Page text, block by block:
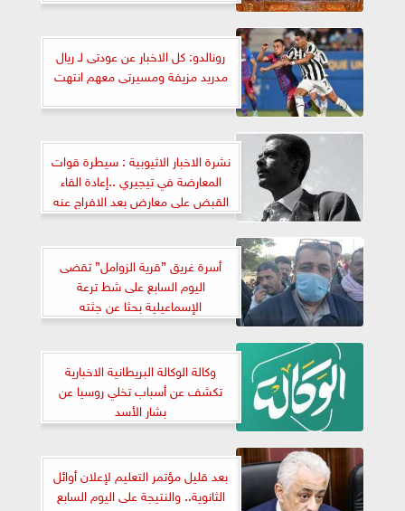
رونالدو: كل الاخبار عن عودتى لـ ريال
مدريد مزيفة ومسيرتى معهم انتهت
نشرة الاخبار الاثيوبية : سيطرة قوات
المعارضة في تيجيري ..إعادة القاء
القبض على معارض بعد الافراج عنه
بساعات ..5 حركات معارضة تقدم
أسرة غريق ”قرية الزوامل” تقضى
اليوم السابع على شط ترعة
الإسماعيلية بحثا عن جثته
وكالة الوكالة البريطانية الاخبارية
تكشف عن أسباب تخلي روسيا عن
بشار الأسد
بعد قليل مؤتمر التعليم لإعلان أوائل
الثانوية.. والنتيجة على اليوم السابع